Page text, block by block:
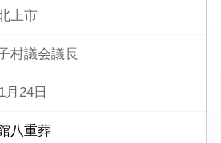
上市
村議会議長
月24日
八重葬